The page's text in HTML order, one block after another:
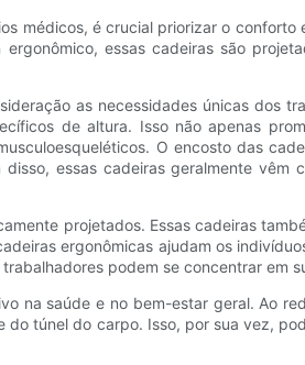
médicos, é crucial priorizar o
essas cadeiras são
as necessidades únicas dos
de altura. Isso não apenas
O encosto das
essas cadeiras geralmente
projetados. Essas cadeiras
ergonômicas ajudam os
podem se concentrar em
na saúde e no bem-estar geral. Ao
túnel do carpo. Isso, por sua vez,